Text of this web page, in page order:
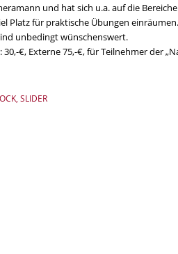
und hat sich u.a. auf die
Platz für praktische Übungen einräumen.
unbedingt wünschenswert.
€, Externe 75,-€, für Teilnehmer der
SLIDER